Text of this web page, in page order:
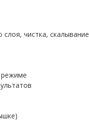
чистка, скалывание